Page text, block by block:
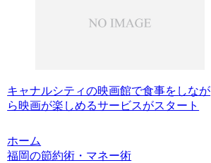
キャナルシティの映画館で食事をしなが
ら映画が楽しめるサービスがスタート
ホーム
福岡の節約術・マネー術